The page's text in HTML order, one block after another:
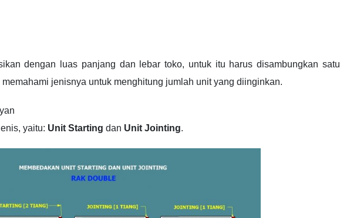
dengan luas panjang dan lebar toko, untuk itu harus disambungkan satu
jenisnya untuk menghitung jumlah unit yang diinginkan.
yaitu: Unit Starting dan Unit Jointing.